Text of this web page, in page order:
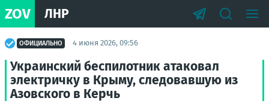
ZOV ЛНР
ОФИЦИАЛЬНО 4 июня 2026, 09:56
Украинский беспилотник атаковал
электричку в Крыму, следовавшую из
Азовского в Керчь